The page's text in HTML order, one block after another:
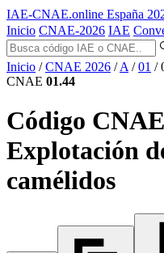
IAE-CNAE.online España
Inicio CNAE-2026 IAE
Inicio / CNAE 2026 / A / 01 /
CNAE 01.44
Código
Explotación
camélidos